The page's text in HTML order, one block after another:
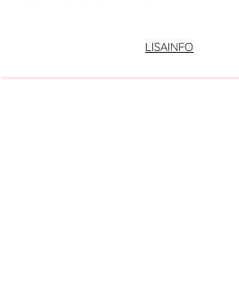
LISAINFO